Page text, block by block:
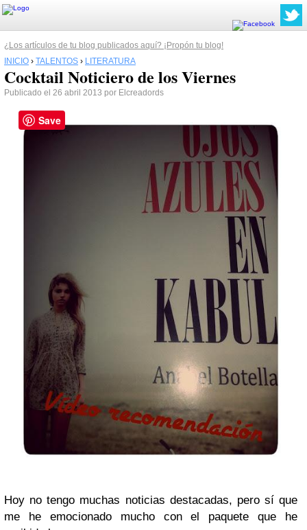
¿Los artículos de tu blog publicados aquí? ¡Propón tu blog!
INICIO › TALENTOS › LITERATURA
Cocktail Noticiero de los Viernes
Publicado el 26 abril 2013 por Elcreadords
Hoy no tengo muchas noticias destacadas, pero sí que
me he emocionado mucho con el paquete que he
Save